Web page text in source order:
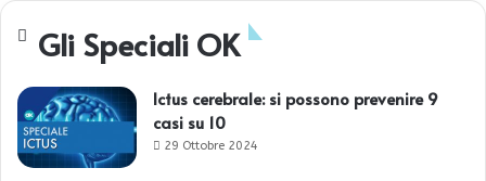
Gli Speciali OK
Ictus cerebrale: si possono prevenire 9
casi su 10
29 Ottobre 2024